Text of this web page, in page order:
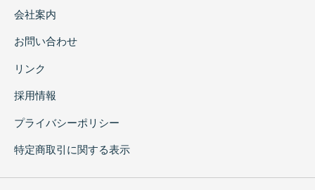
会社案内
お問い合わせ
リンク
採用情報
プライバシーポリシー
特定商取引に関する表示